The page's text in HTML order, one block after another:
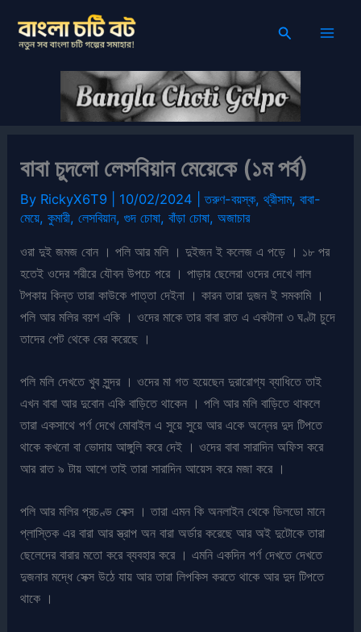
content
Search
বাবা চুদলো লেসবিয়ান মেয়েকে (১ম পর্ব)
By RickyX6T9 10/02/2024 |তরুণ-বয়স্ক,থ্রীসাম,বাবা-
মেয়ে,কুমারী,লেসবিয়ান,গুদ চোষা,বাঁড়া চোষা,অজাচার
ওরা দুই জমজ বোন । পলি আর মলি । দুইজন ই কলেজ এ পড়ে । ১৮ পর
হতেই ওদের শরীরে যৌবন উপচে পরে । পাড়ার ছেলেরা ওদের দেখে লাল
টপকায় কিন্ত তারা কাউকে পাত্তা দেইনা । কারন তারা দুজন ই সমকামি ।
পলি আর মলির বয়শ একি । ওদের মাকে তার বাবা রাত এ একটানা ৩ ঘণ্টা চুদে
তাদের পেট থেকে বের করেছে ।
পলি মলি দেখতে খুব সুন্দর । ওদের মা গত হয়েছেন দুরারোগ্য ব্যাধিতে তাই
এখন বাবা আর দুবোন একি বাড়িতে থাকেন । পলি আর মলি বাড়িতে থাকলে
তারা একসাথে পর্ণ দেখে মোবাইল এ সুয়ে সুয়ে আর একে অন্নের দুদ টিপতে
থাকে কখনো বা ভোদায় আঙ্গুলি করে দেই । ওদের বাবা সারাদিন অফিস করে
আর রাত ৯ টায় আশে তাই তারা সারাদিন আয়েস করে মজা করে ।
পলি আর মলির প্রচণ্ড সেক্স । তারা এমন কি অনলাইন থেকে ডিলডো মানে
প্লাস্তিক এর বারা আর স্ত্রাপ অন বারা অর্ডার করেছে আর অই দুটোকে তারা
ছেলেদের বারার মতো করে ব্যবহার করে । এমনি একদিন পর্ণ দেখতে দেখতে
দুজনার মদ্ধে সেক্স উঠে যায় আর তারা লিপকিস করতে থাকে আর দুদ টিপতে
থাকে ।